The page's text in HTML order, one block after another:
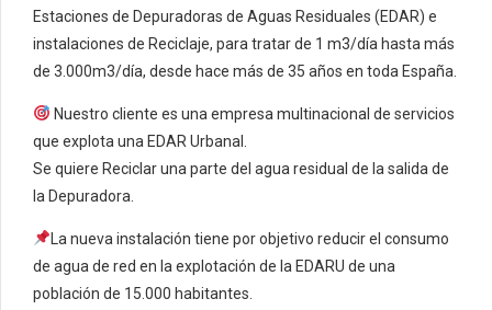
Estaciones de Depuradoras de Aguas Residuales (EDAR) e
instalaciones de Reciclaje, para tratar de 1 m3/día hasta más
de 3.000m3/día, desde hace más de 35 años en toda España.
Nuestro cliente es una empresa multinacional de servicios
que explota una EDAR Urbanal.
Se quiere Reciclar una parte del agua residual de la salida de
la Depuradora.
La nueva instalación tiene por objetivo reducir el consumo
de agua de red en la explotación de la EDARU de una
población de 15.000 habitantes.